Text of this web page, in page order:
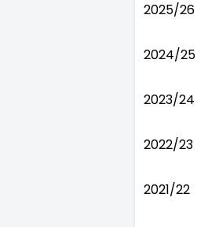
2025/26
2024/25
2023/24
2022/23
2021/22